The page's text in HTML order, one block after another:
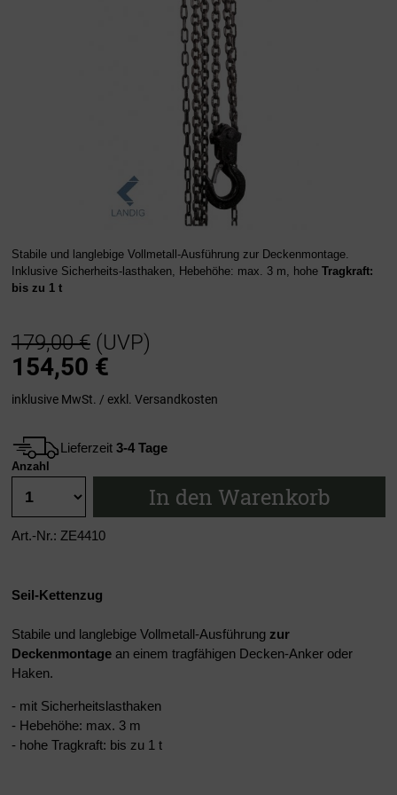
Stabile und langlebige Vollmetall-Ausführung zur Deckenmontage.
Inklusive Sicherheits-lasthaken, Hebehöhe: max. 3 m, hohe Tragkraft:
bis zu 1 t
179,00 € (UVP)
154,50 €
inklusive MwSt. / exkl. Versandkosten
Lieferzeit 3-4 Tage
Anzahl
In den Warenkorb
Art.-Nr.: ZE4410
Seil-Kettenzug
Stabile und langlebige Vollmetall-Ausführung zur
Deckenmontage an einem tragfähigen Decken-Anker oder
Haken.
- mit Sicherheitslasthaken
- Hebehöhe: max. 3 m
- hohe Tragkraft: bis zu 1 t